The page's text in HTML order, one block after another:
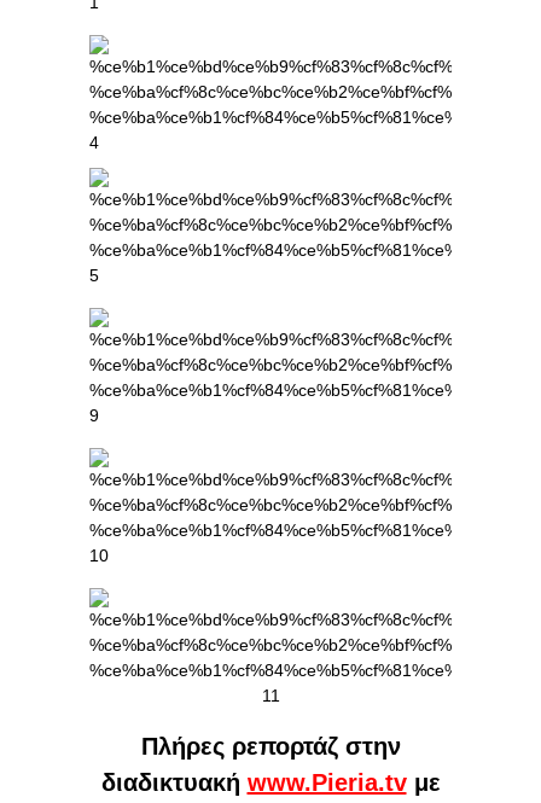
Πλήρες ρεπορτάζ στην
διαδικτυακή www.Pieria.tvμε